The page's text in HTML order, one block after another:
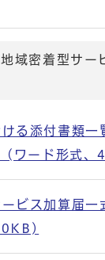
域密着型サー
る添付書類一
(ワード形式
ビス加算届一